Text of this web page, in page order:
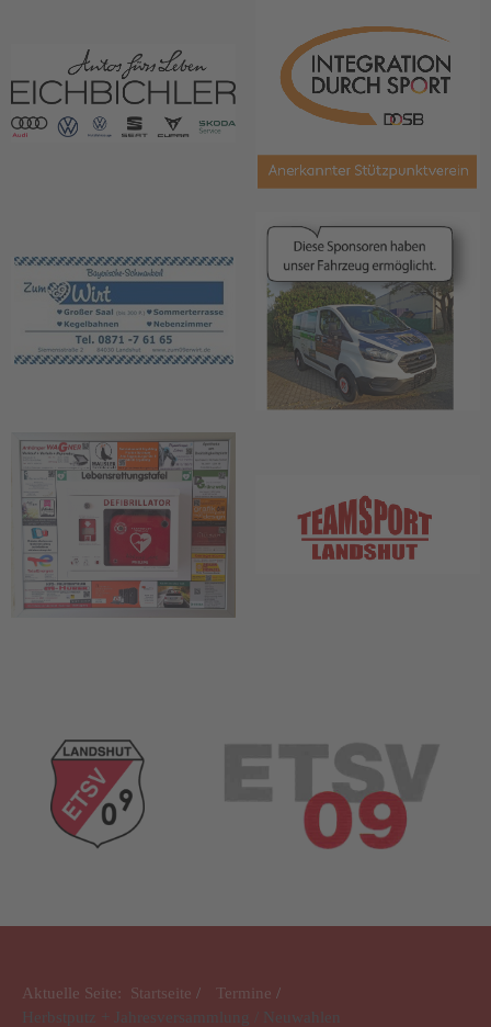
Aktuelle Seite: Startseite
Termine
Herbstputz + Jahresversammlung / Neuwahlen